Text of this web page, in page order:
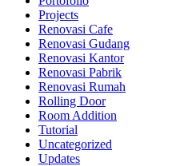
Projects
Renovasi Cafe
Renovasi Gudang
Renovasi Kantor
Renovasi Pabrik
Renovasi Rumah
Rolling Door
Room Addition
Tutorial
Uncategorized
Updates